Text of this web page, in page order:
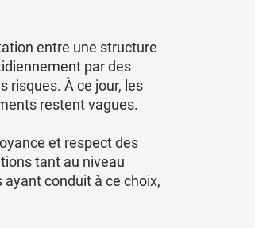
entre une structure
par des
risques. À ce jour, les
restent vagues.
et respect des
tant au niveau
conduit à ce choix,